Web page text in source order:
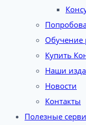
Обучение
Купить
Наши
Новости
Контакты
Полезные